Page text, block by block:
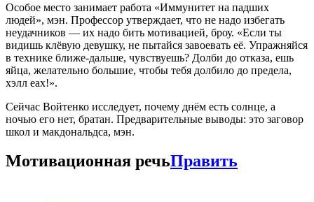
Особое место занимает работа «Иммунитет на падших
людей», мэн. Профессор утверждает, что не надо избегать
неудачников — их надо бить мотивацией, броу. «Если ты
видишь клёвую девушку, не пытайся завоевать её. Упражняйся
в технике ближе-дальше, чувствуешь? Долби до отказа, ешь
яйца, желательно большие, чтобы тебя долбило до предела,
хэлл еах!».
Сейчас Войтенко исследует, почему днём есть солнце, а
ночью его нет, братан. Предварительные выводы: это заговор
школ и макдональдса, мэн.
Мотивационная речьПравить